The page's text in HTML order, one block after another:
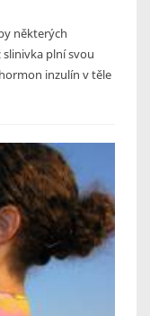
některých
plní svou
inzulín v těle